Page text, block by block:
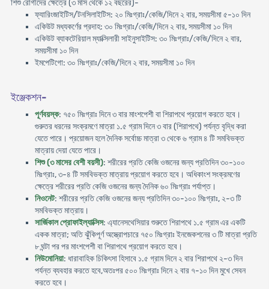
শিশু রোগীদের ক্ষেত্রে (৩ মাস থেকে ১২ বছরের)-
ফ্যারিংজাইটিস/টনসিলাইটিস: ২০ মিঃগ্রাঃ/কেজি/দিনে ২ বার, সময়সীমা ৫-১০ দিন
একিউট মধ্যকর্ণের প্রদাহ: ৩০ মিঃগ্রাঃ/কেজি/দিনে ২ বার, সময়সীমা ১০ দিন
একিউট ব্যাকটেরিয়াল ম্যাক্সিলারী সাইনুসাইটিস: ৩০ মিঃগ্রাঃ/কেজি/দিনে ২ বার,
সময়সীমা ১০ দিন
ইমপেটিগো: ৩০ মিঃগ্রাঃ/কেজি/দিনে ২ বার, সময়সীমা ১০ দিন
ইঞ্জেকশন-
পূর্ণবয়স্ক: ৭৫০ মিঃগ্রাঃ দিনে ৩ বার মাংশপেশী বা শিরাপথে প্রয়োগ করতে হবে।
গুরুতর ধরনের সংক্রমণে মাত্রা ১.৫ গ্রাম দিনে ৩ বার (শিরাপথে) পর্যন্ত বৃদ্ধি করা
যেতে পারে। প্রয়োজন হলে দৈনিক সর্বোচ্চ মাত্রা ৩ থেকে ৬ গ্রাম ৪ টি সমবিভক্ত
মাত্রায় দেয়া যেতে পারে।
শিশু (৩ মাসের বেশী বয়সী): শরীরের প্রতি কেজি ওজনের জন্য প্রতিদিন ৩০-১০০
মিঃগ্রাঃ, ৩-৪ টি সমবিভক্ত মাত্রায় প্রয়োগ করতে হবে। অধিকাংশ সংক্রমণের
ক্ষেত্রে শরীরের প্রতি কেজি ওজনের জন্য দৈনিক ৬০ মিঃগ্রাঃ পর্যাপ্ত।
নিওনেট: শরীরের প্রতি কেজি ওজনের জন্য প্রতিদিন ৩০-১০০ মিঃগ্রাঃ, ২-৩ টি
সমবিভক্ত মাত্রায়।
সার্জিকাল প্রোফাইল্যাক্সিস: এ্যানেসথেসিয়ার শুরুতে শিরাপথে ১.৫ গ্রাম এর একটি
একক মাত্রা; অতি ঝুঁকিপূর্ণ অস্ত্রোপচারে ৭৫০ মিঃগ্রাঃ ইনজেকশনের ৩ টি মাত্রা প্রতি
৮ ঘন্টা পর পর মাংশপেশী বা শিরাপথে প্রয়োগ করতে হবে।
নিউমোনিয়া: ধারাবাহিক চিকিৎসা হিসাবে ১.৫ গ্রাম দিনে ২ বার শিরাপথে ২-৩ দিন
পর্যন্ত ব্যবহার করতে হবে,অতঃপর ৫০০ মিঃগ্রাঃ দিনে ২ বার ৭-১০ দিন মুখে সেবন
করতে হবে।